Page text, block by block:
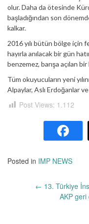
olur. Daha da ötesinde
başladığından son
kalkar.
2016 yılı bütün bölge için
hayırla anılacak bir gün
benzemez, barışa açılan bir
Tüm okuyucuların yeni
Alpaylar, Aslı Erdoğanlar
Post Views: 1.112
Posted in IMP NEWS
← 13. Türkiye
AKP